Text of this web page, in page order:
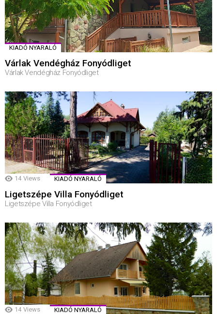
KIADÓ NYARALÓ
Várlak Vendégház Fonyódliget
Várlak Vendégház Fonyódliget
14 Views KIADÓ NYARALÓ
Ligetszépe Villa Fonyódliget
Ligetszépe Villa Fonyódliget
14 Views KIADÓ NYARALÓ